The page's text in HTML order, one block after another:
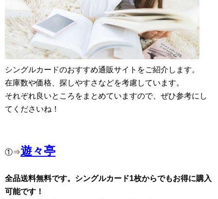
シングルカードのおすすめ通販サイトをご紹介します。
在庫数や価格、探しやすさなどを考慮しています。
それぞれ良いところをまとめていますので、ぜひ参考にし
てくださいね！
①⇒遊々亭
全品送料無料です。シングルカード1枚からでもお得に購入
可能です！